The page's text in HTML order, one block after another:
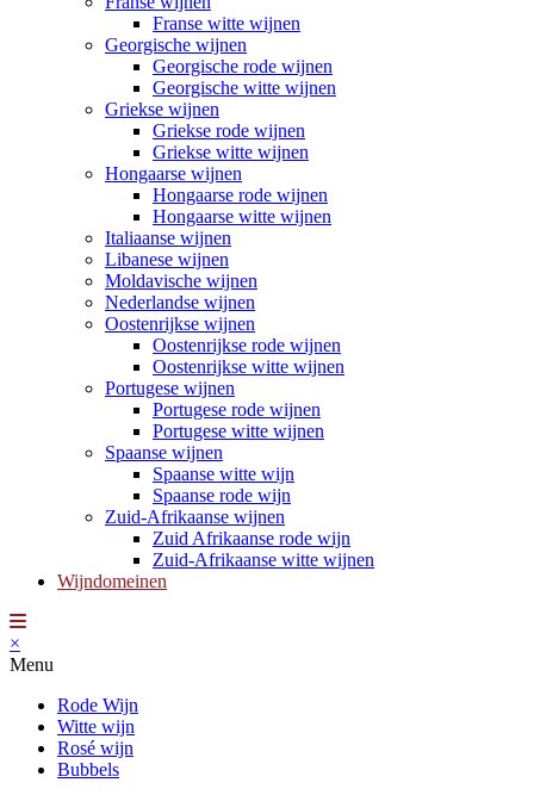
Franse witte wijnen
Georgische wijnen
Georgische rode wijnen
Georgische witte wijnen
Griekse wijnen
Griekse rode wijnen
Griekse witte wijnen
Hongaarse wijnen
Hongaarse rode wijnen
Hongaarse witte wijnen
Italiaanse wijnen
Libanese wijnen
Moldavische wijnen
Nederlandse wijnen
Oostenrijkse wijnen
Oostenrijkse rode wijnen
Oostenrijkse witte wijnen
Portugese wijnen
Portugese rode wijnen
Portugese witte wijnen
Spaanse wijnen
Spaanse witte wijn
Spaanse rode wijn
Zuid-Afrikaanse wijnen
Zuid Afrikaanse rode wijn
Zuid-Afrikaanse witte wijnen
Wijndomeinen
×
Menu
Rode Wijn
Witte wijn
Rosé wijn
Bubbels